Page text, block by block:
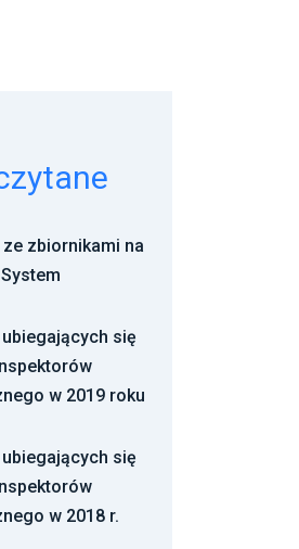
zbiornikami na
się
w 2019 roku
się
w 2018 r.